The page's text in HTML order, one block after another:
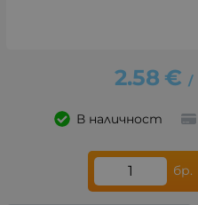
2.58 € /
В наличност
бр.